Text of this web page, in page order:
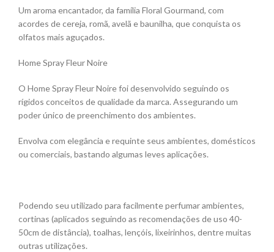
Um aroma encantador, da família Floral Gourmand, com
acordes de cereja, romã, avelã e baunilha, que conquista os
olfatos mais aguçados.
Home Spray Fleur Noire
O Home Spray Fleur Noire foi desenvolvido seguindo os
rígidos conceitos de qualidade da marca. Assegurando um
poder único de preenchimento dos ambientes.
Envolva com elegância e requinte seus ambientes, domésticos
ou comerciais, bastando algumas leves aplicações.
Podendo seu utilizado para facilmente perfumar ambientes,
cortinas (aplicados seguindo as recomendações de uso 40-
50cm de distância), toalhas, lençóis, lixeirinhos, dentre muitas
outras utilizações.